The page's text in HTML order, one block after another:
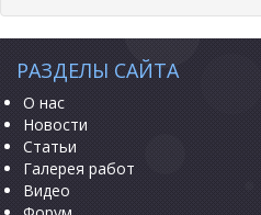
РАЗДЕЛЫ САЙТА
О нас
Новости
Статьи
Галерея работ
Видео